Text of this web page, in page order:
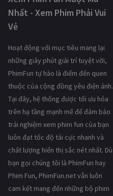
Nhất - Xem Phim Phải Vui
Vẻ
Hoạt động với mục tiêu mang lại
những giây phút giải trí tuyệt vời,
PhimFun tự hào là điểm đến quen
thuộc của cộng đồng yêu điện ảnh.
Tại đây, hệ thống được tối ưu hóa
trên hạ tầng mạnh mẽ để đảm bảo
trải nghiệm xem phim fun của bạn
luôn đạt tốc độ tải cực nhanh và
chất lượng hiển thị sắc nét nhất. Dù
bạn gọi chúng tôi là PhimFun hay
Phim Fun, PhimFun.net vẫn luôn
cam kết mang đến những bộ phim